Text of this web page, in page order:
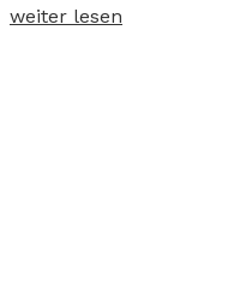
weiter lesen